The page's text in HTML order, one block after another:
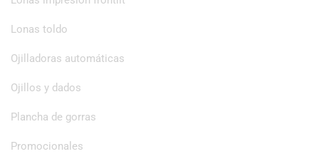
Lonas toldo
Ojilladoras automáticas
Ojillos y dados
Plancha de gorras
Promocionales